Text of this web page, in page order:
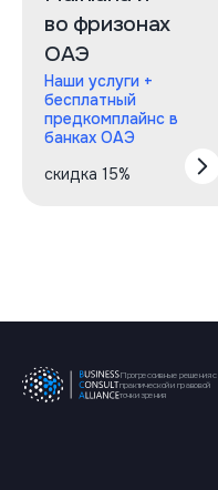
во фризонах
ОАЭ
Наши услуги +
бесплатный
предкомплайнс в
банках ОАЭ
скидка 15%
Прогрессивные решения с
практической и правовой
точки зрения